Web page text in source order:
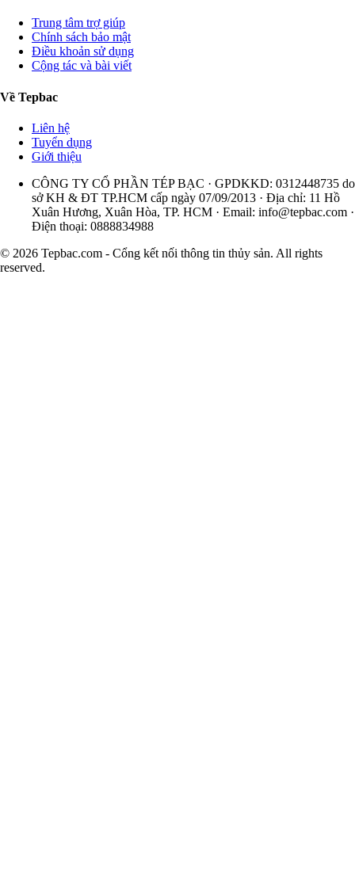
Trung tâm trợ giúp
Chính sách bảo mật
Điều khoản sử dụng
Cộng tác và bài viết
Về Tepbac
Liên hệ
Tuyển dụng
Giới thiệu
CÔNG TY CỔ PHẦN TÉP BẠC · GPDKKD: 0312448735 do
sở KH & ĐT TP.HCM cấp ngày 07/09/2013 · Địa chỉ: 11 Hồ
Xuân Hương, Xuân Hòa, TP. HCM · Email: info@tepbac.com ·
Điện thoại: 0888834988
© 2026 Tepbac.com - Cổng kết nối thông tin thủy sản. All rights
reserved.